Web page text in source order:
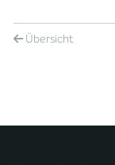
Übersicht